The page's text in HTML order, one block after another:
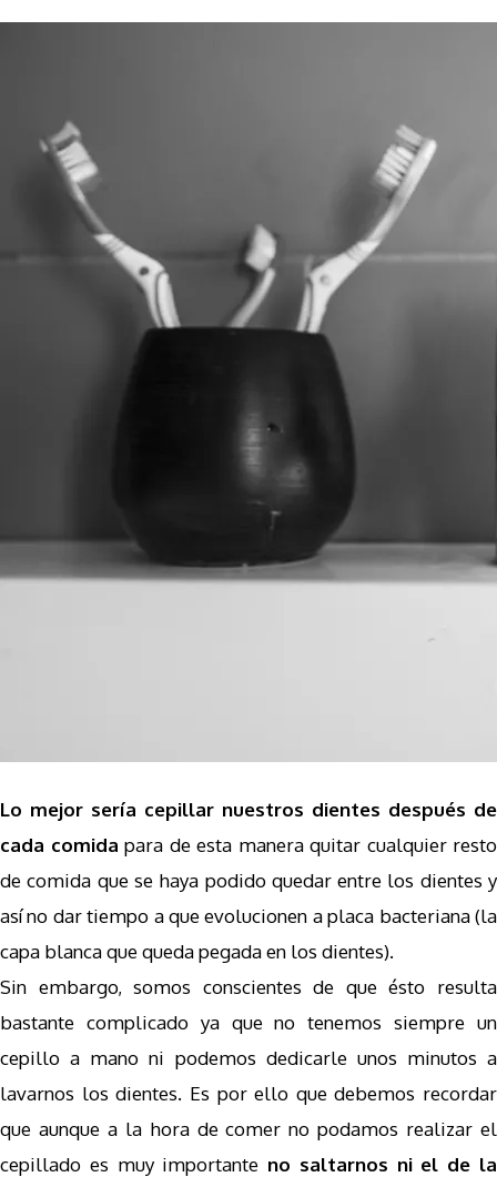
Lo mejor sería cepillar nuestros dientes después de
cada comida para de esta manera quitar cualquier resto
de comida que se haya podido quedar entre los dientes y
así no dar tiempo a que evolucionen a placa bacteriana (la
capa blanca que queda pegada en los dientes).
Sin embargo, somos conscientes de que ésto resulta
bastante complicado ya que no tenemos siempre un
cepillo a mano ni podemos dedicarle unos minutos a
lavarnos los dientes. Es por ello que debemos recordar
que aunque a la hora de comer no podamos realizar el
cepillado es muy importante no saltarnos ni el de la